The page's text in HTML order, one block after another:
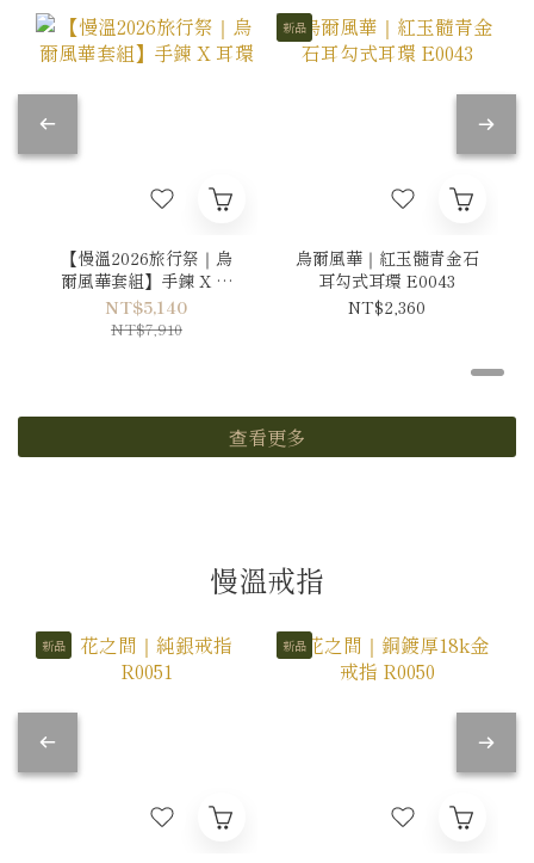
【慢溫2026旅行祭｜烏
爾風華套組】手鍊 X 耳
環
NT$5,140
NT$7,910
新品
烏爾風華｜紅玉髓青金石
耳勾式耳環 E0043
NT$2,360
查看更多
慢溫戒指
新品 新品